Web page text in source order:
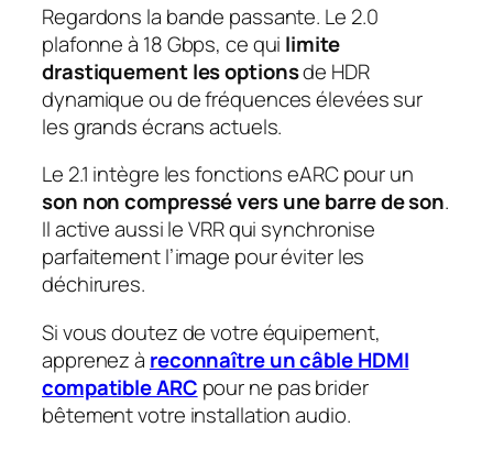
Regardons la bande passante. Le 2.0
plafonne à 18 Gbps, ce qui limite
drastiquement les optionsde HDR
dynamique ou de fréquences élevées sur
les grands écrans actuels.
Le 2.1 intègre les fonctions eARC pour un
son non compressé vers une barre de son.
Il active aussi le VRR qui synchronise
parfaitement l’image pour éviter les
déchirures.
Si vous doutez de votre équipement,
apprenez à reconnaître un câble HDMI
compatible ARC pour ne pas brider
bêtement votre installation audio.